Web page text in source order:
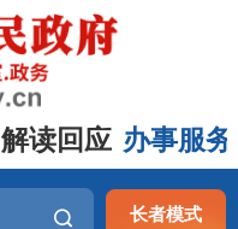
解读回应 办事服务
长者模式